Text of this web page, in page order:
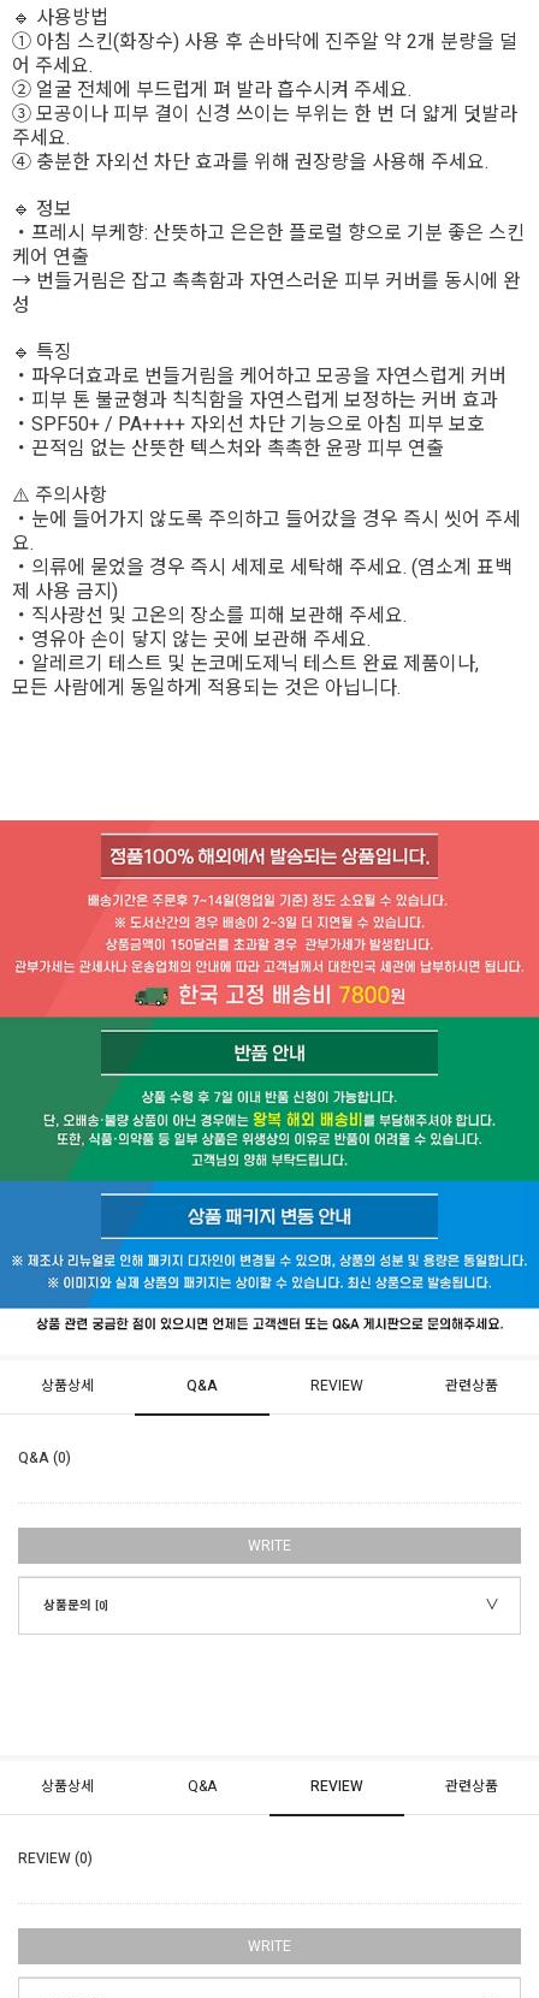
🔹 사용방법
① 아침 스킨(화장수) 사용 후 손바닥에 진주알 약 2개 분량을 덜
어 주세요.
② 얼굴 전체에 부드럽게 펴 발라 흡수시켜 주세요.
③ 모공이나 피부 결이 신경 쓰이는 부위는 한 번 더 얇게 덧발라
주세요.
④ 충분한 자외선 차단 효과를 위해 권장량을 사용해 주세요.
🔹 정보
・프레시 부케향: 산뜻하고 은은한 플로럴 향으로 기분 좋은 스킨
케어 연출
→ 번들거림은 잡고 촉촉함과 자연스러운 피부 커버를 동시에 완
성
🔹 특징
・파우더효과로 번들거림을 케어하고 모공을 자연스럽게 커버
・피부 톤 불균형과 칙칙함을 자연스럽게 보정하는 커버 효과
・SPF50+ / PA++++ 자외선 차단 기능으로 아침 피부 보호
・끈적임 없는 산뜻한 텍스처와 촉촉한 윤광 피부 연출
⚠️ 주의사항
・눈에 들어가지 않도록 주의하고 들어갔을 경우 즉시 씻어 주세
요.
・의류에 묻었을 경우 즉시 세제로 세탁해 주세요. (염소계 표백
제 사용 금지)
・직사광선 및 고온의 장소를 피해 보관해 주세요.
・영유아 손이 닿지 않는 곳에 보관해 주세요.
・알레르기 테스트 및 논코메도제닉 테스트 완료 제품이나,
모든 사람에게 동일하게 적용되는 것은 아닙니다.
상품상세 Q&A REVIEW 관련상품
Q&A (0)
WRITE
상품문의 [0]
상품상세 Q&A REVIEW 관련상품
REVIEW (0)
WRITE